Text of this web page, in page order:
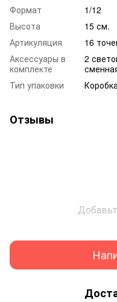
Формат
1/12
Высота
15 см.
Артикуляция
16
Аксессуары в
комплекте
2
Тип упаковки
Отзывы